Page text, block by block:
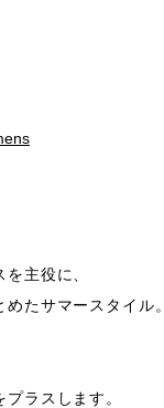
主役に、
たサマースタイル。
ラスします。